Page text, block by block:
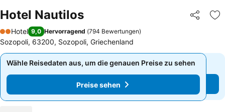
Hotel Nautilos Teilen
2 Sterne
Hotel 9,0 Hervorragend (794 Bewertungen)
Sozopoli, 63200, Sozopoli, Griechenland
Wähle Reisedaten aus, um die genauen Preise zu sehen
Preise sehen
Wähle Reisedaten aus, um die genauen Preise zu sehen
Preise sehen